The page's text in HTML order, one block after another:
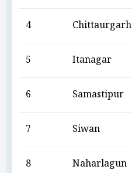
4 Chittaurgarh
5 Itanagar
6 Samastipur
7 Siwan
8 Naharlagun